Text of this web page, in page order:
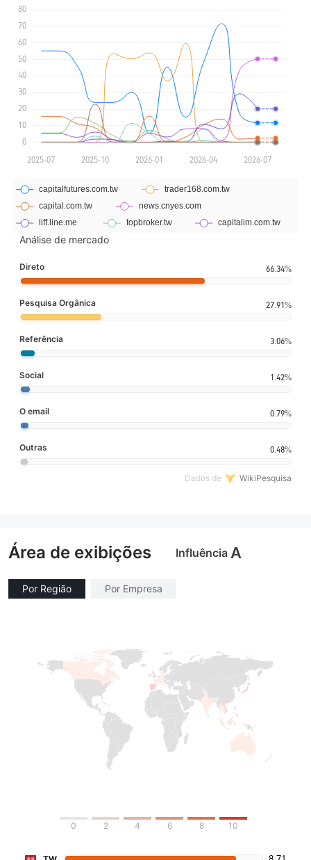
Análise de mercado
Direto 66.34%
Pesquisa Orgânica 27.91%
Referência 3.06%
Social 1.42%
O email 0.79%
Outras 0.48%
Dados de WikiPesquisa
Área de exibições Influência A
Por Região Por Empresa
0 2 4 6 8 10